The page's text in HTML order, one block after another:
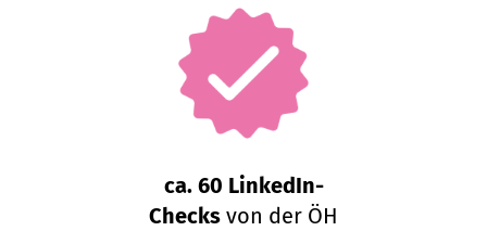
ca. 60 LinkedIn-
Checks von der ÖH